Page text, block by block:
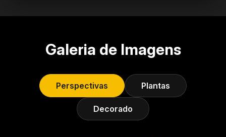
Galeria de Imagens
Perspectivas Plantas
Decorado